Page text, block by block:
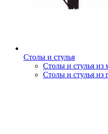
Столы и стулья
Столы и стулья из
Столы и стулья из